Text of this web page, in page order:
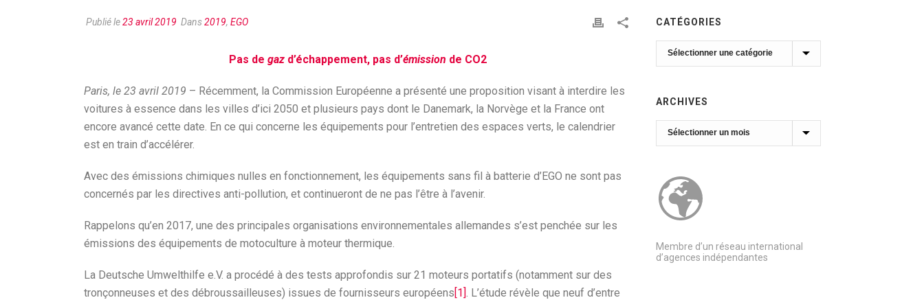
Publié le23 avril 2019 Dans2019, EGO
Pas de gaz d’échappement, pas d’émission de CO2
Paris, le 23 avril 2019 – Récemment, la Commission Européenne a présenté une proposition visant à interdire les
voitures à essence dans les villes d’ici 2050 et plusieurs pays dont le Danemark, la Norvège et la France ont
encore avancé cette date. En ce qui concerne les équipements pour l’entretien des espaces verts, le calendrier
est en train d’accélérer.
Avec des émissions chimiques nulles en fonctionnement, les équipements sans fil à batterie d’EGO ne sont pas
concernés par les directives anti-pollution, et continueront de ne pas l’être à l’avenir.
Rappelons qu’en 2017, une des principales organisations environnementales allemandes s’est penchée sur les
émissions des équipements de motoculture à moteur thermique.
La Deutsche Umwelthilfe e.V. a procédé à des tests approfondis sur 21 moteurs portatifs (notamment sur des
tronçonneuses et des débroussailleuses) issues de fournisseurs européens[1]. L’étude révèle que neuf d’entre
CATÉGORIES
Catégories
ARCHIVES
Archives
Membre d’un réseau international
d’agences indépendantes